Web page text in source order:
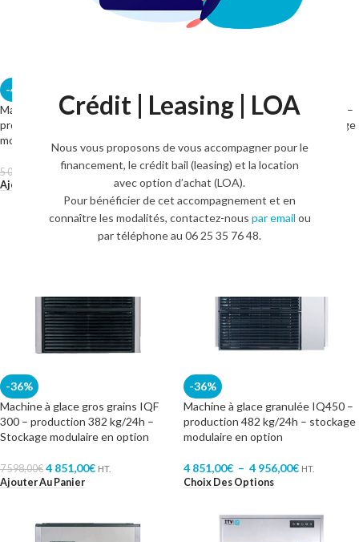
Crédit | Leasing | LOA
Nous vous proposons de vous accompagner pour le
financement, le crédit bail (leasing) et la location
avec option d’achat (LOA).
Pour bénéficier de cet accompagnement et en
connaître les modalités, contactez-nous par email ou
par téléphone au 06 25 35 76 48.
-40%
Machine à glace granulée IQ180 –
production 182 kg/24h – stockage
modulaire en option
5 040,00 3 024,00€ HT.
Ajouter Au Panier
Machine à glace granulée IQ230 –
production 230 kg/24h – stockage
5 544,00€ 3 644,00€ HT.
Ajouter Au Panier
-36%
Machine à glace gros grains IQF
300 – production 382 kg/24h –
Stockage modulaire en option
7 598,00€ 4 851,00€ HT.
Ajouter Au Panier
-36%
Machine à glace granulée IQ450 –
production 482 kg/24h – stockage
modulaire en option
4 851,00€ – 4 956,00€ HT.
Choix Des Options